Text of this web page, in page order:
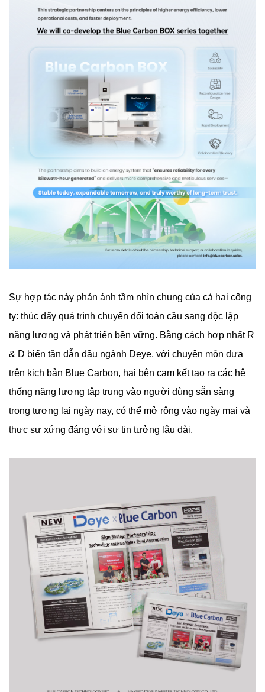
Sự hợp tác này phản ánh tầm nhìn chung của cả hai công
ty: thúc đẩy quá trình chuyển đổi toàn cầu sang độc lập
năng lượng và phát triển bền vững. Bằng cách hợp nhất R
& D biến tần dẫn đầu ngành Deye, với chuyên môn dựa
trên kịch bản Blue Carbon, hai bên cam kết tạo ra các hệ
thống năng lượng tập trung vào người dùng sẵn sàng
trong tương lai ngày nay, có thể mở rộng vào ngày mai và
thực sự xứng đáng với sự tin tưởng lâu dài.